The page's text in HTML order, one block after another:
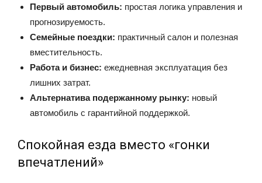
Первый автомобиль: простая логика управления и
прогнозируемость.
Семейные поездки: практичный салон и полезная
вместительность.
Работа и бизнес: ежедневная эксплуатация без
лишних затрат.
Альтернатива подержанному рынку: новый
автомобиль с гарантийной поддержкой.
Спокойная езда вместо «гонки
впечатлений»